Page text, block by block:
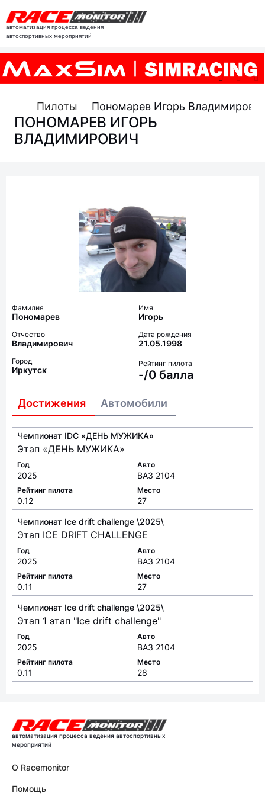
автоматизация процесса ведения
автоспортивных мероприятий
Пилоты Пономарев Игорь
ПОНОМАРЕВ ИГОРЬ
ВЛАДИМИРОВИЧ
Фамилия
Пономарев
Имя
Игорь
Отчество
Владимирович
Дата рождения
21.05.1998
Город
Иркутск
Рейтинг пилота
-/0 балла
Достижения Автомобили
Чемпионат IDC «ДЕНЬ МУЖИКА»
Этап «ДЕНЬ МУЖИКА»
Год
2025
Авто
ВАЗ 2104
Рейтинг пилота
0.12
Место
27
Чемпионат Ice drift challenge \2025\
Этап ICE DRIFT CHALLENGE
Год
2025
Авто
ВАЗ 2104
Рейтинг пилота
0.11
Место
27
Чемпионат Ice drift challenge \2025\
Этап 1 этап "Ice drift challenge"
Год
2025
Авто
ВАЗ 2104
Рейтинг пилота
0.11
Место
28
автоматизация процесса ведения автоспортивных
мероприятий
О Racemonitor
Помощь